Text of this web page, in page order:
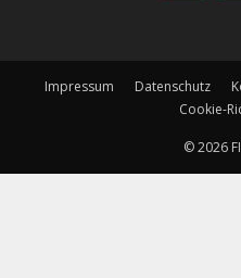
Impressum Datenschutz
Cookie-
© 2026